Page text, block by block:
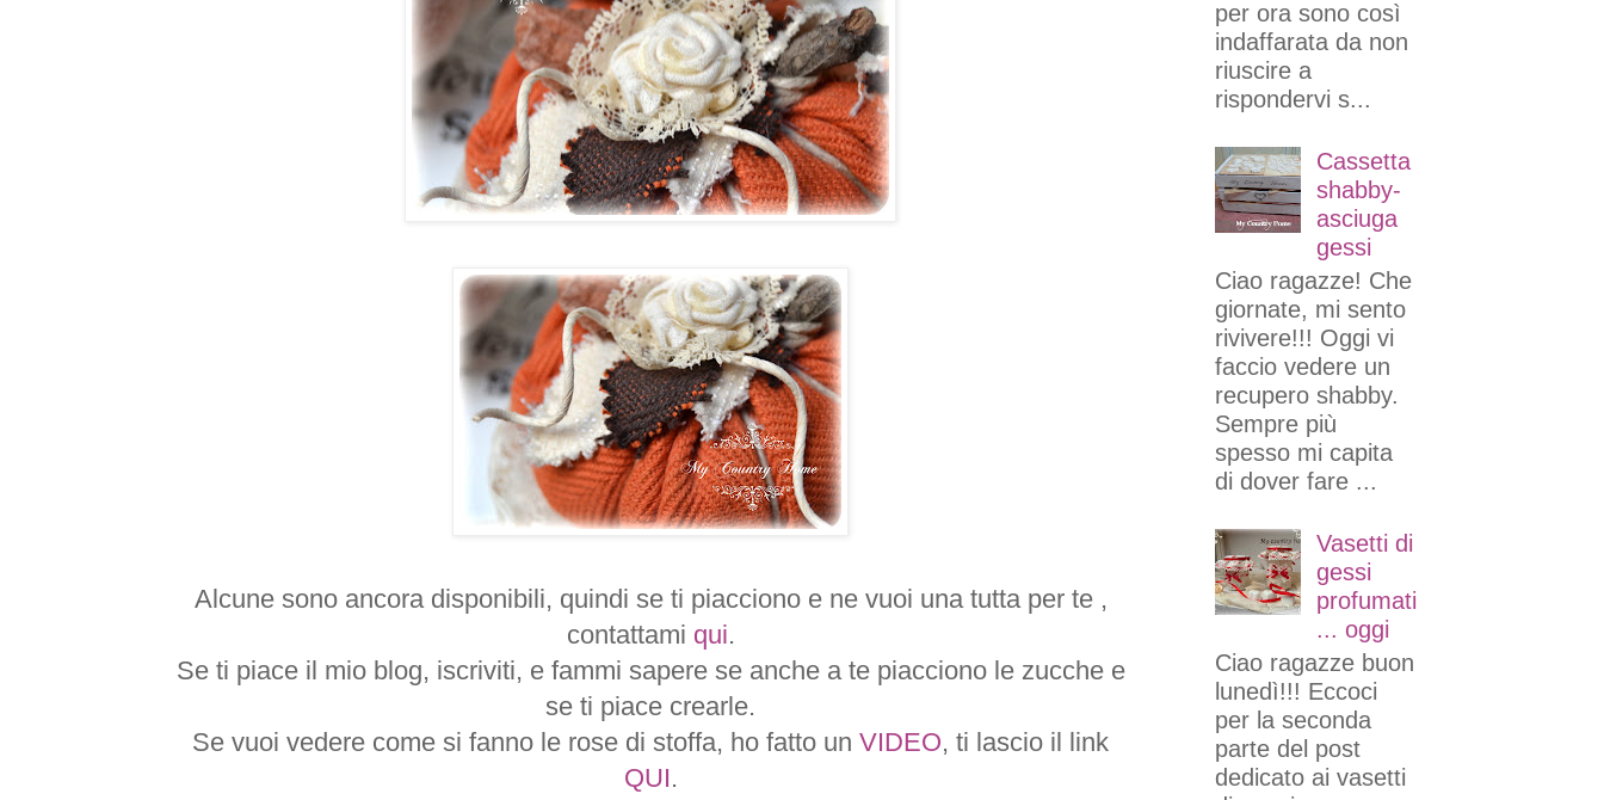
Alcune sono ancora disponibili, quindi se ti piacciono e ne vuoi una tutta per te ,
contattami qui.
Se ti piace il mio blog, iscriviti, e fammi sapere se anche a te piacciono le zucche e
se ti piace crearle.
Se vuoi vedere come si fanno le rose di stoffa, ho fatto un VIDEO, ti lascio il link
QUI.
per ora sono così
indaffarata da non
riuscire a
rispondervi s...
Cassetta
shabby-
asciuga
gessi
Ciao ragazze! Che
giornate, mi sento
rivivere!!! Oggi vi
faccio vedere un
recupero shabby.
Sempre più
spesso mi capita
di dover fare ...
Vasetti di
gessi
profumati
... oggi
Ciao ragazze buon
lunedì!!! Eccoci
per la seconda
parte del post
dedicato ai vasetti